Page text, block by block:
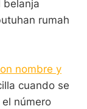
belanja
rumah
nombre y
cuando se
número